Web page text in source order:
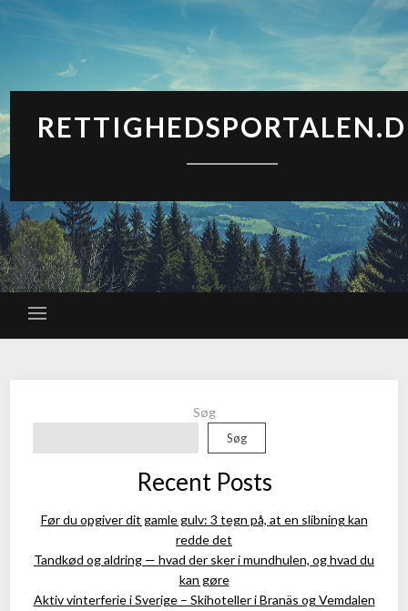
Søg
Søg
Recent Posts
Før du opgiver dit gamle gulv: 3 tegn på, at en slibning kan
redde det
Tandkød og aldring — hvad der sker i mundhulen, og hvad du
kan gøre
Aktiv vinterferie i Sverige – Skihoteller i Branäs og Vemdalen